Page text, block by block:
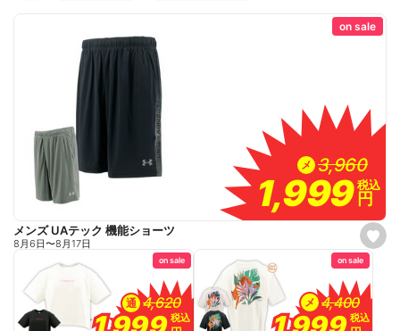
s
e
on sale
メ 3,960
3,960
1,999
1,999税込
税込
円
円
メンズ UAテック 機能ショーツ
8月6日〜8月17日
on sale
通 4,620
4,620
税込
税込
on sale
メ 4,400
4,400
税込
税込